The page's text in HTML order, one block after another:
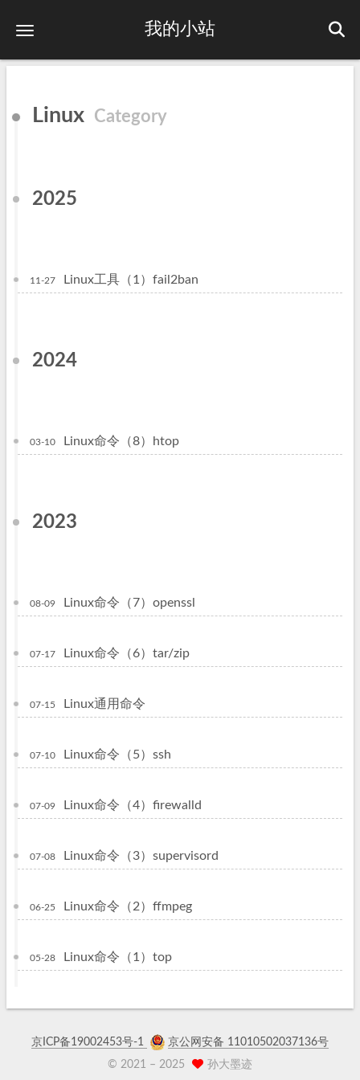
我的小站
Linux Category
2025
11-27 Linux工具（1）fail2ban
2024
03-10 Linux命令（8）htop
2023
08-09 Linux命令（7）openssl
07-17 Linux命令（6）tar/zip
07-15 Linux通用命令
07-10 Linux命令（5）ssh
07-09 Linux命令（4）firewalld
07-08 Linux命令（3）supervisord
06-25 Linux命令（2）ffmpeg
05-28 Linux命令（1）top
京ICP备19002453号-1
京公网安备 11010502037136号
© 2021 – 2025 孙大墨迹